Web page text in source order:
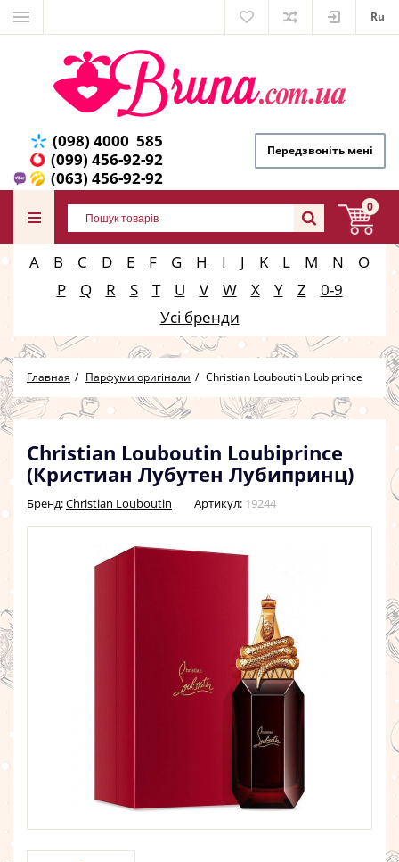
Ru
(098) 4000 585
(099) 456-92-92
(063) 456-92-92
Передзвоніть мені
0
A B C D E F G H I J K L M N
O
P
Q R S T U V W X Y Z
0-9
Усі бренди
Главная Парфуми оригінали Christian Louboutin Loubiprince
Christian Louboutin Loubiprince
(Кристиан Лубутен Лубипринц)
Бренд:Christian Louboutin Артикул: 19244